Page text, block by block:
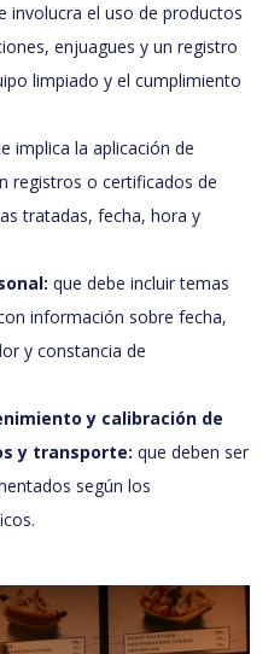
involucra el uso de productos
enjuagues y un registro
limpiado y el cumplimiento
implica la aplicación de
registros o certificados de
tratadas, fecha, hora y
que debe incluir temas
información sobre fecha,
y constancia de
y calibración de
y transporte: que deben ser
según los